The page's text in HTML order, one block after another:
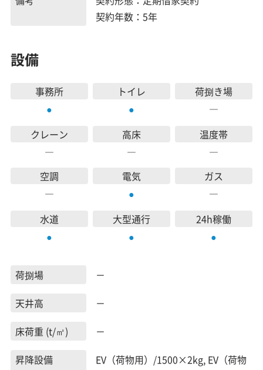
契約年数：5年
設備
事務所
●
トイレ
●
荷捌き場
―
クレーン
―
高床
―
温度帯
―
空調
―
電気
●
ガス
―
水道
●
大型通行
●
24h稼働
●
荷捌場
－
天井高
－
床荷重 (t/㎡)
－
昇降設備
EV（荷物用）/1500×2kg, EV（荷物